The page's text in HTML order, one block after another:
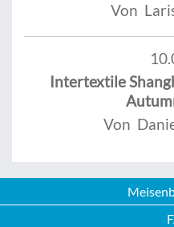
Von
Intertextile
Von